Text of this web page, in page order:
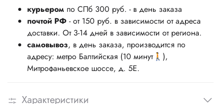
курьером по СПб 300 руб. - в день заказа
почтой РФ - от 150 руб. в зависимости от адреса
доставки. От 3-14 дней в зависимости от региона.
самовывоз, в день заказа, производится по
адресу: метро Балтийская (10 минут🚶),
Митрофаньевское шоссе, д. 5Е.
Характеристики